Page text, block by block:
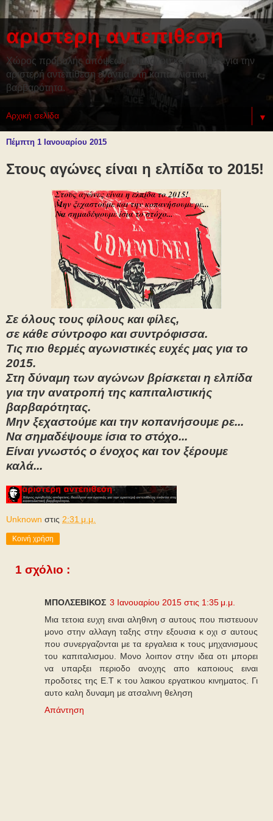
αριστερη αντεπιθεση
Χώρος προβολής απόψεων, διαλόγου και κριτικής για την
αριστερή αντεπίθεση ενάντια στη καπιταλιστική
βαρβαρότητα.
▼
Πέμπτη 1 Ιανουαρίου 2015
Στους αγώνες είναι η ελπίδα το 2015!
Σε όλους τους φίλους και φίλες,
σε κάθε σύντροφο και συντρόφισσα.
Τις πιο θερμές αγωνιστικές ευχές μας για το
2015.
Στη δύναμη των αγώνων βρίσκεται η ελπίδα
για την ανατροπή της καπιταλιστικής
βαρβαρότητας.
Μην ξεχαστούμε και την κοπανήσουμε ρε...
Να σημαδέψουμε ίσια το στόχο...
Είναι γνωστός ο ένοχος και τον ξέρουμε
καλά...
Unknown στις 2:31 μ.μ.
Κοινή χρήση
1 σχόλιο :
ΜΠΟΛΣΕΒΙΚΟΣ 3 Ιανουαρίου 2015 στις 1:35 μ.μ.
Μια τετοια ευχη ειναι αληθινη σ αυτους που πιστευουν
μονο στην αλλαγη ταξης στην εξουσια κ οχι σ αυτους
που συνεργαζονται με τα εργαλεια κ τους μηχανισμους
του καπιταλισμου. Μονο λοιπον στην ιδεα οτι μπορει
να υπαρξει περιοδο ανοχης απο καποιους ειναι
προδοτες της Ε.Τ κ του λαικου εργατικου κινηματος. Γι
αυτο καλη δυναμη με ατσαλινη θεληση
Απάντηση